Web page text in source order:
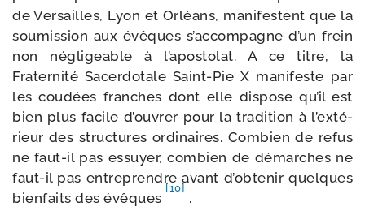
de Versailles, Lyon et Orléans, mani­festent que la
sou­mis­sion aux évêques s’ac­com­pagne d’un frein
non négli­geable à l’a­pos­to­lat. A ce titre, la
Fraternité Sacerdotale Saint-​Pie X mani­feste par
les cou­dées franches dont elle dis­pose qu’il est
bien plus facile d’ou­vrer pour la tra­di­tion à l’ex­té­
rieur des struc­tures ordi­naires. Combien de refus
ne faut-​il pas essuyer, com­bien de démarches ne
faut-​il pas entre­prendre avant d’ob­te­nir quelques
bien­faits des évêques
[10]
.